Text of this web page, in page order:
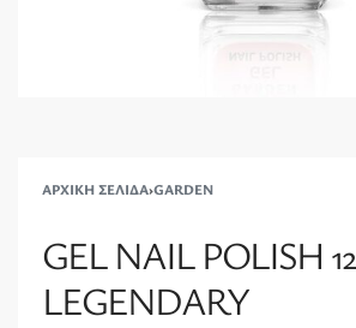
ΑΡΧΙΚΉ ΣΕΛΊΔΑ›GARDEN
GEL NAIL POLISH 12
LEGENDARY